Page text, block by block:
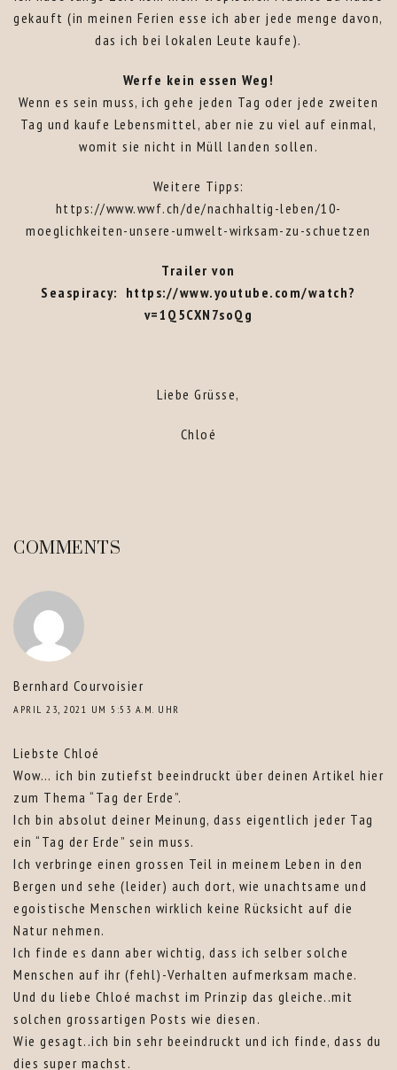
gekauft (in meinen Ferien esse ich aber jede menge davon,
das ich bei lokalen Leute kaufe).
Werfe kein essen Weg!
Wenn es sein muss, ich gehe jeden Tag oder jede zweiten
Tag und kaufe Lebensmittel, aber nie zu viel auf einmal,
womit sie nicht in Müll landen sollen.
Weitere Tipps:
https://www.wwf.ch/de/nachhaltig-leben/10-
moeglichkeiten-unsere-umwelt-wirksam-zu-schuetzen
Trailer von
Seaspiracy: https://www.youtube.com/watch?
v=1Q5CXN7soQg
Liebe Grüsse,
Chloé
COMMENTS
Bernhard Courvoisier
APRIL 23, 2021 UM 5:53 A.M. UHR
Liebste Chloé
Wow… ich bin zutiefst beeindruckt über deinen Artikel hier
zum Thema “Tag der Erde”.
Ich bin absolut deiner Meinung, dass eigentlich jeder Tag
ein “Tag der Erde” sein muss.
Ich verbringe einen grossen Teil in meinem Leben in den
Bergen und sehe (leider) auch dort, wie unachtsame und
egoistische Menschen wirklich keine Rücksicht auf die
Natur nehmen.
Ich finde es dann aber wichtig, dass ich selber solche
Menschen auf ihr (fehl)-Verhalten aufmerksam mache.
Und du liebe Chloé machst im Prinzip das gleiche..mit
solchen grossartigen Posts wie diesen.
Wie gesagt..ich bin sehr beeindruckt und ich finde, dass du
dies super machst.